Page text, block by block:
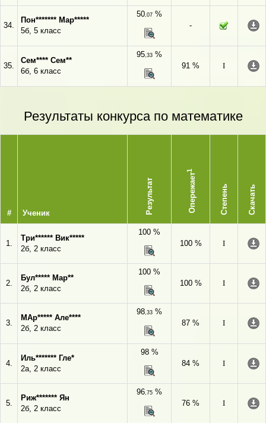
34.
Пон******* Мар*****
5б, 5 класс
50,07 %
-
35.
Сем**** Сем**
6б, 6 класс
95,33 %
91 %
I
Результаты конкурса по математике
# Ученик Результат Опережает
1
Степень Скачать
1.
Три****** Вик*****
2б, 2 класс
100 %
100 %
I
2.
Бул***** Мар**
2б, 2 класс
100 %
100 %
I
3.
МАр***** Але****
2б, 2 класс
98,33 %
87 %
I
4.
Иль******* Гле*
2а, 2 класс
98 %
84 %
I
5.
Риж******* Ян
2б, 2 класс
96,75 %
76 %
I